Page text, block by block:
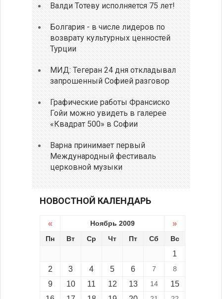
Валди Тотеву исполняется 75 лет!
Болгария - в числе лидеров по
возврату культурных ценностей
Турции
МИД: Тегеран 24 дня откладывал
запрошенный Софией разговор
Графические работы Франсиско
Гойи можно увидеть в галерее
«Квадрат 500» в Софии
Варна принимает первый
Международный фестиваль
церковной музыки
НОВОСТНОЙ КАЛЕНДАРЬ
« Ноябрь 2009 »
Пн Вт Ср Чт Пт Сб Вс
1
2
3 4 5 6 7 8
9 10 11 12 13 14
15